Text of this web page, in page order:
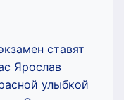
ставят
Ярослав
улыбкой